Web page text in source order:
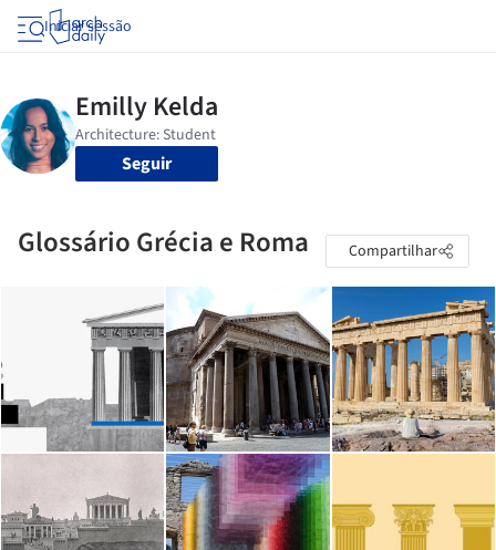
Iniciar sessão
Seguir
Glossário Grécia e Roma Compartilhar